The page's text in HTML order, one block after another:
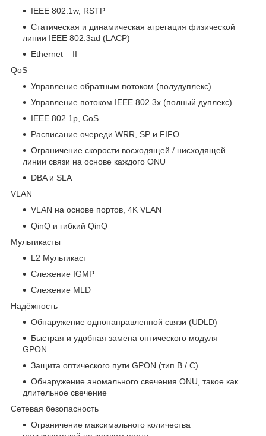
IEEE 802.1w, RSTP
Статическая и динамическая агрегация физической
линии IEEE 802.3ad (LACP)
Ethernet – II
QoS
Управление обратным потоком (полудуплекс)
Управление потоком IEEE 802.3x (полный дуплекс)
IEEE 802.1p, CoS
Расписание очереди WRR, SP и FIFO
Ограничение скорости восходящей / нисходящей
линии связи на основе каждого ONU
DBA и SLA
VLAN
VLAN на основе портов, 4K VLAN
QinQ и гибкий QinQ
Мультикасты
L2 Мультикаст
Слежение IGMP
Слежение MLD
Надёжность
Обнаружение однонаправленной связи (UDLD)
Быстрая и удобная замена оптического модуля
GPON
Защита оптического пути GPON (тип B / C)
Обнаружение аномального свечения ONU, такое как
длительное свечение
Сетевая безопасность
Ограничение максимального количества